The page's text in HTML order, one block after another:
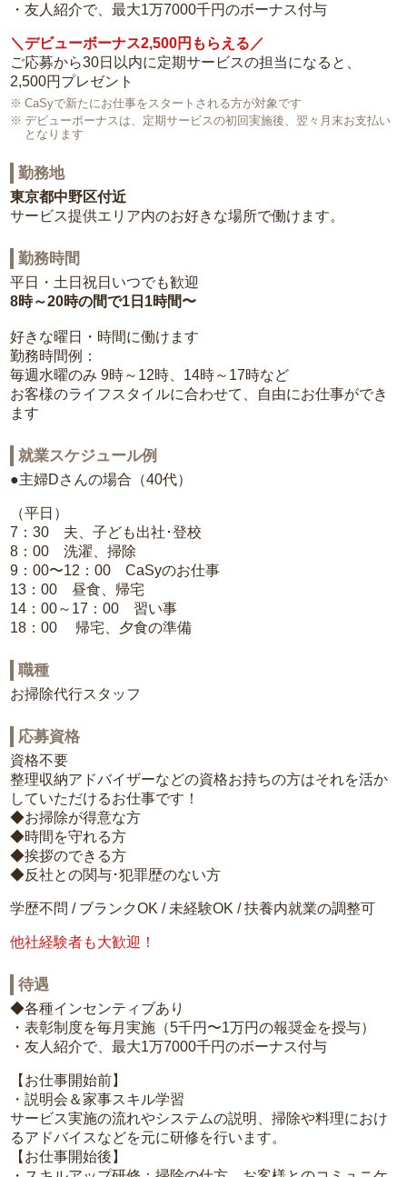
・友人紹介で、最大1万7000千円のボーナス付与
＼デビューボーナス2,500円もらえる／
ご応募から30日以内に定期サービスの担当になると、
2,500円プレゼント
CaSyで新たにお仕事をスタートされる方が対象です
デビューボーナスは、定期サービスの初回実施後、翌々月末お支払い
となります
勤務地
東京都中野区付近
サービス提供エリア内のお好きな場所で働けます。
勤務時間
平日・土日祝日いつでも歓迎
8時～20時の間で1日1時間〜
好きな曜日・時間に働けます
勤務時間例：
毎週水曜のみ 9時～12時、14時～17時など
お客様のライフスタイルに合わせて、自由にお仕事ができ
ます
就業スケジュール例
●主婦Dさんの場合（40代）
（平日）
7：30 夫、子ども出社･登校
8：00 洗濯、掃除
9：00〜12：00 CaSyのお仕事
13：00 昼食、帰宅
14：00～17：00 習い事
18：00 帰宅、夕食の準備
職種
お掃除代行スタッフ
応募資格
資格不要
整理収納アドバイザーなどの資格お持ちの方はそれを活か
していただけるお仕事です！
◆お掃除が得意な方
◆時間を守れる方
◆挨拶のできる方
◆反社との関与･犯罪歴のない方
学歴不問 / ブランクOK / 未経験OK / 扶養内就業の調整可
他社経験者も大歓迎！
待遇
◆各種インセンティブあり
・表彰制度を毎月実施（5千円〜1万円の報奨金を授与）
・友人紹介で、最大1万7000千円のボーナス付与
【お仕事開始前】
・説明会＆家事スキル学習
サービス実施の流れやシステムの説明、掃除や料理におけ
るアドバイスなどを元に研修を行います。
【お仕事開始後】